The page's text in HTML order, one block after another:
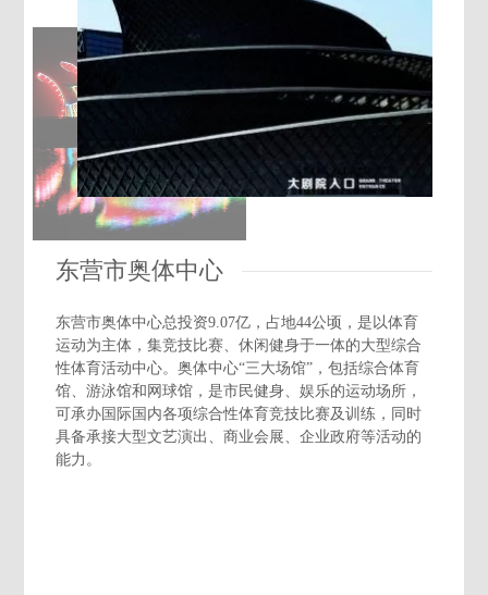
东营市奥体中心
东营市奥体中心总投资9.07亿，占地44公顷，是以体育
运动为主体，集竞技比赛、休闲健身于一体的大型综合
性体育活动中心。奥体中心“三大场馆”，包括综合体育
馆、游泳馆和网球馆，是市民健身、娱乐的运动场所，
可承办国际国内各项综合性体育竞技比赛及训练，同时
具备承接大型文艺演出、商业会展、企业政府等活动的
能力。